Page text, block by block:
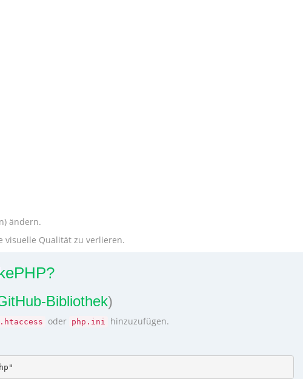
ändern.
visuelle Qualität zu verlieren.
Bibliothek)
.htaccess oder php.ini hinzuzufügen.